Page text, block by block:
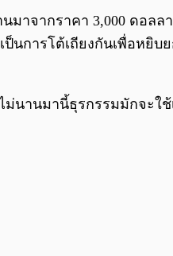
าจากราคา 3,000 ดอลล
ป็นการโต้เถียงกันเพื่อหยิบ
ม่นานมานี้ธุรกรรมมักจะใ